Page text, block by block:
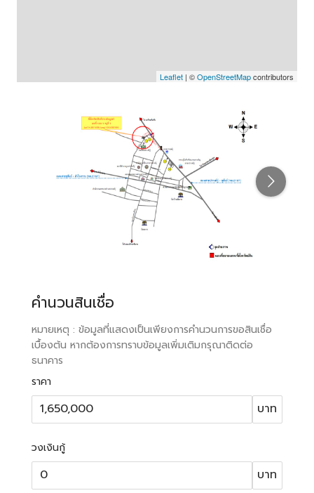
Leaflet | ©OpenStreetMapcontributors
คำนวนสินเชื่อ
หมายเหตุ : ข้อมูลที่แสดงเป็นเพียงการคำนวนการขอสินเชื่อ
เบื้องต้น หากต้องการทราบข้อมูลเพิ่มเติมกรุณาติดต่อ
ธนาคาร
ราคา
บาท
วงเงินกู้
บาท